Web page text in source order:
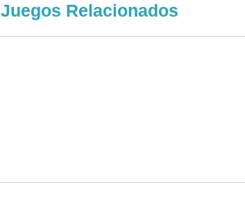
Juegos Relacionados